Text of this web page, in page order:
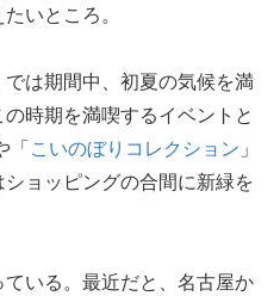
いところ。
は期間中、初夏の気候を満
時期を満喫するイベントと
「こいのぼりコレクション 」
ョッピングの合間に新緑を
いる。最近だと、名古屋か